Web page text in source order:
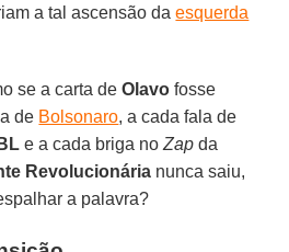
a tal ascensão daesquerda
se a carta deOlavo fosse
de Bolsonaro, a cada fala de
e a cada briga noZap da
Revolucionária nunca saiu,
a palavra?